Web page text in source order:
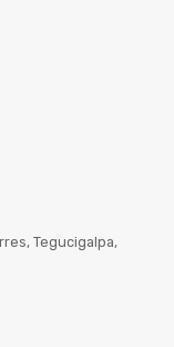
Tegucigalpa,